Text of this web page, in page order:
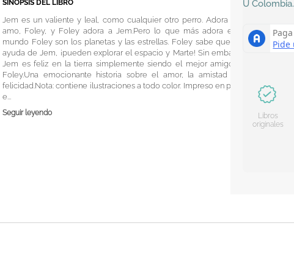
SINOPSIS DEL LIBRO
Jem es un valiente y leal, como cualquier otro perro. Adora a su
amo, Foley, y Foley adora a Jem.Pero lo que más adora en el
mundo Foley son los planetas y las estrellas. Foley sabe que con
ayuda de Jem, ¡pueden explorar el espacio y Marte! Sin embargo,
Jem es feliz en la tierra simplemente siendo el mejor amigo de
Foley.Una emocionante historia sobre el amor, la amistad y la
felicidad.Nota: contiene ilustraciones a todo color. Impreso en papel
e...
Seguir leyendo
U Colombia.
Libros
originales